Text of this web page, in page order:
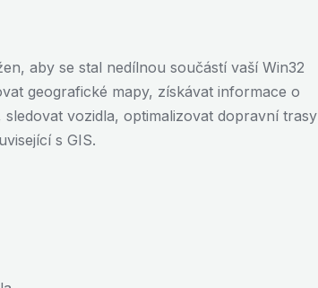
aby se stal nedílnou součástí vaší Win32
geografické mapy, získávat informace o
vozidla, optimalizovat dopravní trasy
s GIS.